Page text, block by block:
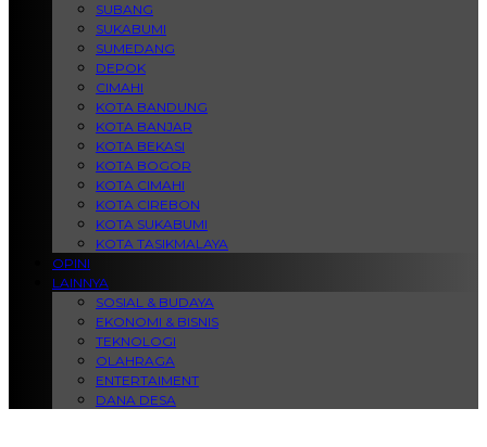
SUBANG
SUKABUMI
SUMEDANG
DEPOK
CIMAHI
KOTA BANDUNG
KOTA BANJAR
KOTA BEKASI
KOTA BOGOR
KOTA CIMAHI
KOTA CIREBON
KOTA SUKABUMI
KOTA TASIKMALAYA
OPINI
LAINNYA
SOSIAL & BUDAYA
EKONOMI & BISNIS
TEKNOLOGI
OLAHRAGA
ENTERTAIMENT
DANA DESA